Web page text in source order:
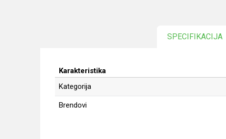
SPECIFIKACIJA
Karakteristika
Kategorija
Brendovi